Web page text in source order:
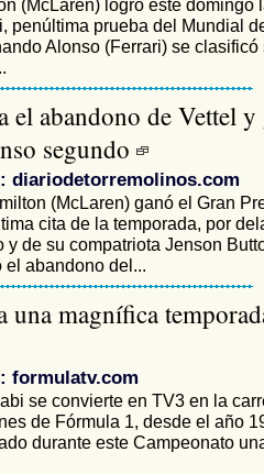
(McLaren) logró este domingo
penúltima prueba del Mundial
Alonso (Ferrari) se clasificó
el abandono de Vettel y
segundo
diariodetorremolinos.com
(McLaren) ganó el Gran
cita de la temporada, por
de su compatriota Jenson
abandono del...
magnífica
formulatv.com
se convierte en TV3 en la
de Fórmula 1, desde el año
durante este Campeonato